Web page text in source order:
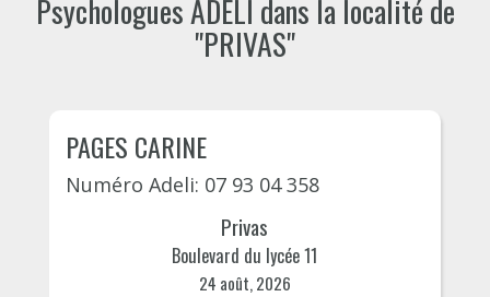
Psychologues ADELI dans la localité de
"PRIVAS"
PAGES CARINE
Numéro Adeli: 07 93 04 358
Privas
Boulevard du lycée 11
24 août, 2026